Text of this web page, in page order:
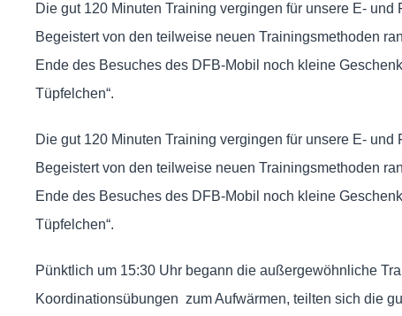
Die gut 120 Minuten Training vergingen für unsere E-
Begeistert von den teilweise neuen Trainingsmethoden
Ende des Besuches des DFB-Mobil noch kleine
Tüpfelchen“.
Die gut 120 Minuten Training vergingen für unsere E-
Begeistert von den teilweise neuen Trainingsmethoden
Ende des Besuches des DFB-Mobil noch kleine
Tüpfelchen“.
Pünktlich um 15:30 Uhr begann die außergewöhnliche
Koordinationsübungen zum Aufwärmen, teilten sich die